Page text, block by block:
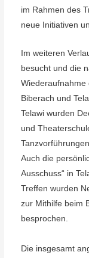
im Rahmen des
neue Initiativen
Im weiteren
besucht und die
Wiederaufnahme
Biberach und
Telawi wurden
und
Tanzvorführungen.
Auch die
Ausschuss“ in
Treffen wurden
zur Mithilfe beim
besprochen.
Die insgesamt